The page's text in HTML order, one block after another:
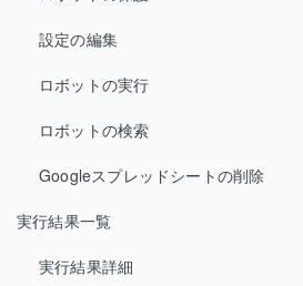
設定の編集
ロボットの実行
ロボットの検索
Googleスプレッドシートの削除
実行結果一覧
実行結果詳細